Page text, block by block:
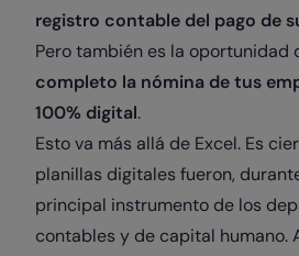
registro contable del pago de
Pero también es la oportunidad
completo la nómina de tus
100% digital.
Esto va más allá de Excel. Es
planillas digitales fueron,
principal instrumento de los
contables y de capital humano.